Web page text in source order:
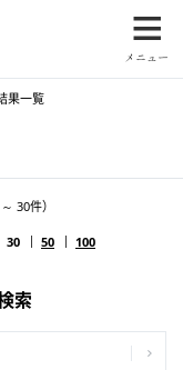
果一覧
30件）
30 50 100
索